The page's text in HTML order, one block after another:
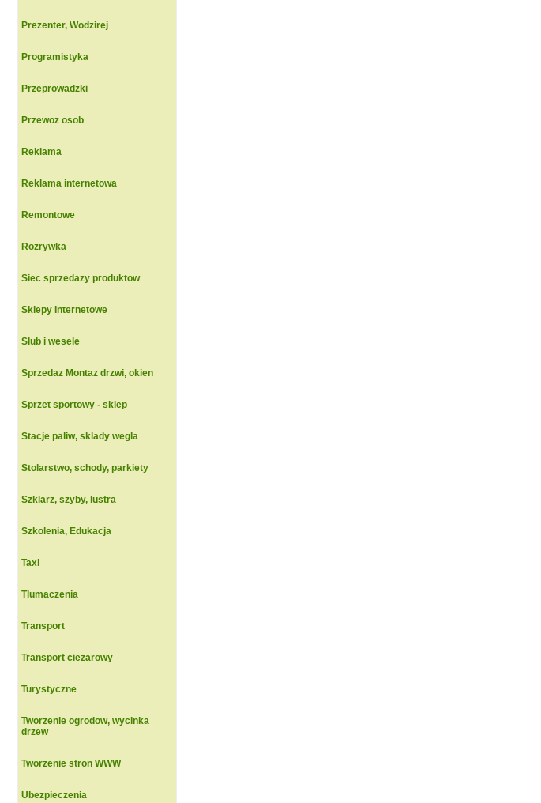
Prezenter, Wodzirej
Programistyka
Przeprowadzki
Przewoz osob
Reklama
Reklama internetowa
Remontowe
Rozrywka
Siec sprzedazy produktow
Sklepy Internetowe
Slub i wesele
Sprzedaz Montaz drzwi, okien
Sprzet sportowy - sklep
Stacje paliw, sklady wegla
Stolarstwo, schody, parkiety
Szklarz, szyby, lustra
Szkolenia, Edukacja
Taxi
Tlumaczenia
Transport
Transport ciezarowy
Turystyczne
Tworzenie ogrodow, wycinka
drzew
Tworzenie stron WWW
Ubezpieczenia